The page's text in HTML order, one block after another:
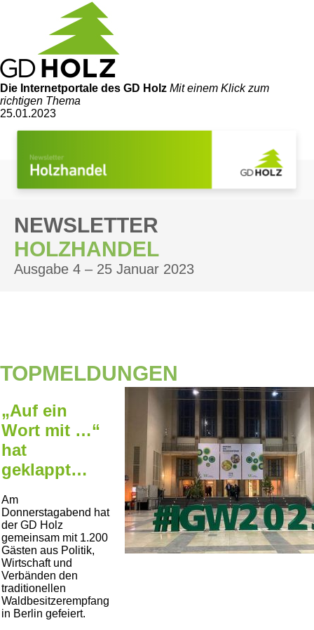
Die Internetportale des GD Holz Mit einem Klick zum
richtigen Thema
25.01.2023
NEWSLETTER
HOLZHANDEL
Ausgabe 4 – 25 Januar 2023
TOPMELDUNGEN
„Auf ein
Wort mit …“
hat
geklappt…
Am
Donnerstagabend hat
der GD Holz
gemeinsam mit 1.200
Gästen aus Politik,
Wirtschaft und
Verbänden den
traditionellen
Waldbesitzerempfang
in Berlin gefeiert.